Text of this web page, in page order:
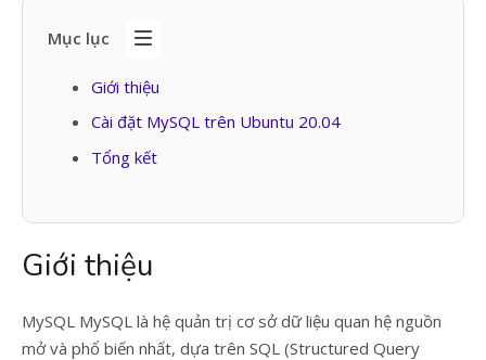
Mục lục
Giới thiệu
Cài đặt MySQL trên Ubuntu 20.04
Tổng kết
Giới thiệu
MySQL MySQL là hệ quản trị cơ sở dữ liệu quan hệ nguồn
mở và phổ biến nhất, dựa trên SQL (Structured Query